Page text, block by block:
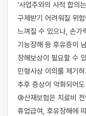
'사업주와의 사적 합의
구제받기 어려워질 위
느껴질 수 있으나, 손가
기능장해 등 후유증이
장해보상이 필요할 수
민형사상 이의를 제기
추후 증상이 악화되어
③산재보험은 치료비
휴업급여, 후유장해에